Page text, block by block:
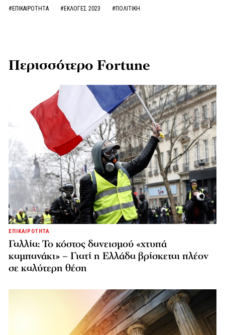
#ΕΠΙΚΑΙΡΟΤΗΤΑ #ΕΚΛΟΓΕΣ 2023 #ΠΟΛΙΤΙΚΗ
Περισσότερο Fortune
ΕΠΙΚΑΙΡΟΤΗΤΑ
Γαλλία: Το κόστος δανεισμού «χτυπά
καμπανάκι» – Γιατί η Ελλάδα βρίσκεται πλέον
σε καλύτερη θέση